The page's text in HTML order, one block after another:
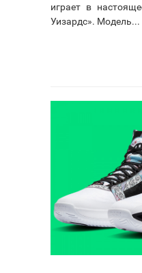
играет в
Уизардс». Модель...